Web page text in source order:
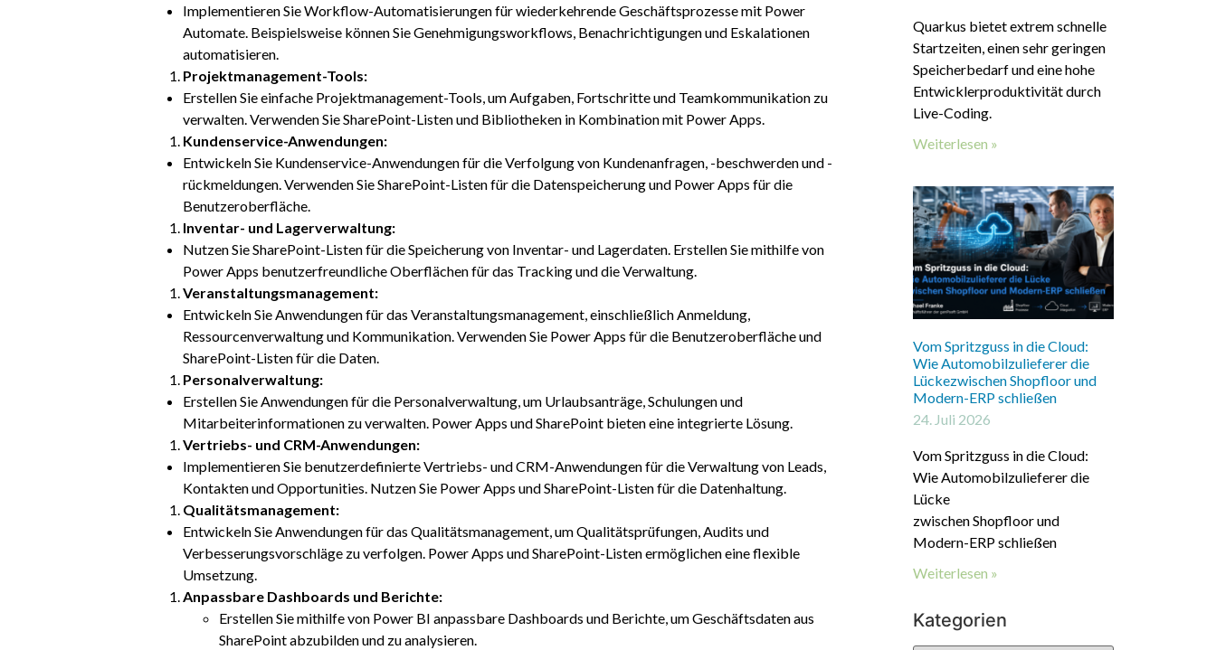
Implementieren Sie Workflow-Automatisierungen für wiederkehrende Geschäftsprozesse mit Power
Automate. Beispielsweise können Sie Genehmigungsworkflows, Benachrichtigungen und Eskalationen
automatisieren.
Projektmanagement-Tools:
Erstellen Sie einfache Projektmanagement-Tools, um Aufgaben, Fortschritte und Teamkommunikation zu
verwalten. Verwenden Sie SharePoint-Listen und Bibliotheken in Kombination mit Power Apps.
Kundenservice-Anwendungen:
Entwickeln Sie Kundenservice-Anwendungen für die Verfolgung von Kundenanfragen, -beschwerden und -
rückmeldungen. Verwenden Sie SharePoint-Listen für die Datenspeicherung und Power Apps für die
Benutzeroberfläche.
Inventar- und Lagerverwaltung:
Nutzen Sie SharePoint-Listen für die Speicherung von Inventar- und Lagerdaten. Erstellen Sie mithilfe von
Power Apps benutzerfreundliche Oberflächen für das Tracking und die Verwaltung.
Veranstaltungsmanagement:
Entwickeln Sie Anwendungen für das Veranstaltungsmanagement, einschließlich Anmeldung,
Ressourcenverwaltung und Kommunikation. Verwenden Sie Power Apps für die Benutzeroberfläche und
SharePoint-Listen für die Daten.
Personalverwaltung:
Erstellen Sie Anwendungen für die Personalverwaltung, um Urlaubsanträge, Schulungen und
Mitarbeiterinformationen zu verwalten. Power Apps und SharePoint bieten eine integrierte Lösung.
Vertriebs- und CRM-Anwendungen:
Implementieren Sie benutzerdefinierte Vertriebs- und CRM-Anwendungen für die Verwaltung von Leads,
Kontakten und Opportunities. Nutzen Sie Power Apps und SharePoint-Listen für die Datenhaltung.
Qualitätsmanagement:
Entwickeln Sie Anwendungen für das Qualitätsmanagement, um Qualitätsprüfungen, Audits und
Verbesserungsvorschläge zu verfolgen. Power Apps und SharePoint-Listen ermöglichen eine flexible
Umsetzung.
Anpassbare Dashboards und Berichte:
Erstellen Sie mithilfe von Power BI anpassbare Dashboards und Berichte, um Geschäftsdaten aus
SharePoint abzubilden und zu analysieren.
Quarkus bietet extrem schnelle
Startzeiten, einen sehr geringen
Speicherbedarf und eine hohe
Entwicklerproduktivität durch
Live-Coding.
Weiterlesen »
Vom Spritzguss in die Cloud:
Wie Automobilzulieferer die
Lückezwischen Shopfloor und
Modern-ERP schließen
24. Juli 2026
Vom Spritzguss in die Cloud:
Wie Automobilzulieferer die
Lücke
zwischen Shopfloor und
Modern-ERP schließen
Weiterlesen »
Kategorien